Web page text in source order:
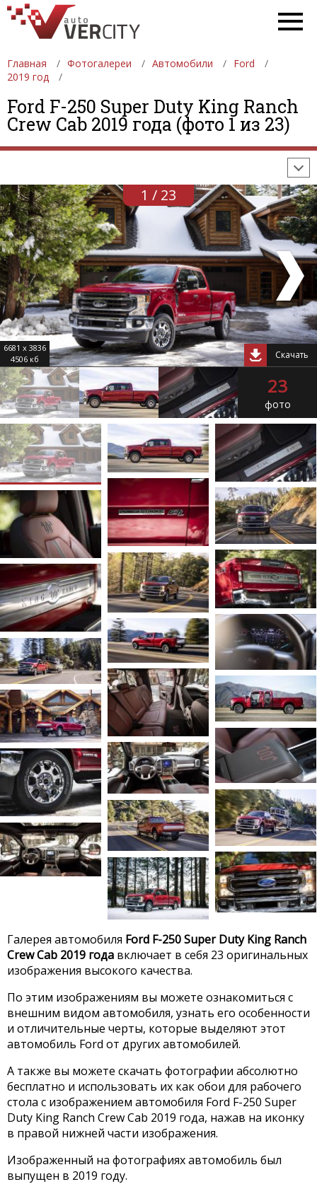
Главная Фотогалереи Автомобили
Ford
2019 год
Ford F-250 Super Duty King Ranch
Crew Cab 2019 года (фото 1 из 23)
ФОТОГАЛЕРЕИ АВТОМОБИЛИ
ДЕВУШКИ
АВТОСАЛОНЫ
ФОРМУЛА-1
1 / 23
6681 x 3836
4506 кб
Скачать
23
фото
Галерея автомобиля Ford F-250 Super Duty King Ranch
Crew Cab 2019 года включает в себя 23 оригинальных
изображения высокого качества.
По этим изображениям вы можете ознакомиться с
внешним видом автомобиля, узнать его особенности
и отличительные черты, которые выделяют этот
автомобиль Ford от других автомобилей.
А также вы можете скачать фотографии абсолютно
бесплатно и использовать их как обои для рабочего
стола с изображением автомобиля Ford F-250 Super
Duty King Ranch Crew Cab 2019 года, нажав на иконку
в правой нижней части изображения.
Изображенный на фотографиях автомобиль был
выпущен в 2019 году.